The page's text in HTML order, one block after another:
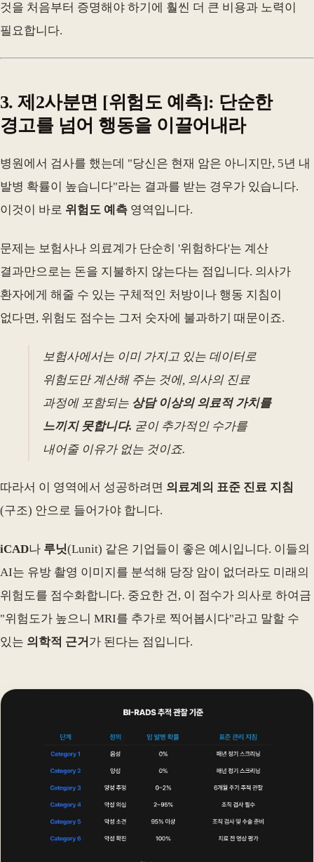
것을 처음부터 증명해야 하기에 훨씬 더 큰 비용과 노력이
필요합니다.
3. 제2사분면 [위험도 예측]: 단순한
경고를 넘어 행동을 이끌어내라
병원에서 검사를 했는데 "당신은 현재 암은 아니지만, 5년 내
발병 확률이 높습니다"라는 결과를 받는 경우가 있습니다.
이것이 바로 위험도 예측 영역입니다.
문제는 보험사나 의료계가 단순히 '위험하다'는 계산
결과만으로는 돈을 지불하지 않는다는 점입니다. 의사가
환자에게 해줄 수 있는 구체적인 처방이나 행동 지침이
없다면, 위험도 점수는 그저 숫자에 불과하기 때문이죠.
보험사에서는 이미 가지고 있는 데이터로
위험도만 계산해 주는 것에, 의사의 진료
과정에 포함되는 상담 이상의 의료적 가치를
느끼지 못합니다. 굳이 추가적인 수가를
내어줄 이유가 없는 것이죠.
따라서 이 영역에서 성공하려면 의료계의 표준 진료 지침
(구조) 안으로 들어가야 합니다.
iCAD나 루닛(Lunit) 같은 기업들이 좋은 예시입니다. 이들의
AI는 유방 촬영 이미지를 분석해 당장 암이 없더라도 미래의
위험도를 점수화합니다. 중요한 건, 이 점수가 의사로 하여금
"위험도가 높으니 MRI를 추가로 찍어봅시다"라고 말할 수
있는 의학적 근거 가 된다는 점입니다.